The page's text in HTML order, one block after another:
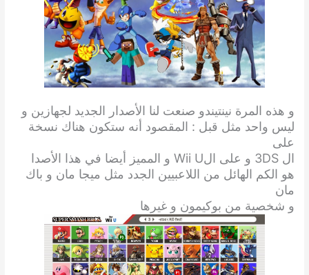
و هذه المرة نينتيندو صنعت لنا الأصدار الجديد لجهازين و
ليس واحد مثل قبل : المقصود أنه ستكون هناك نسخة
على
ال 3DS و على الWii U و المميز أيضا في هذا الأصدا
هو الكم الهائل من اللاعبيين الجدد مثل ميجا مان و باك
مان
و شخصية من بوكيمون و غيرها